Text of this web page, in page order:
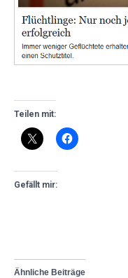
Teilen mit:
Gefällt mir:
Ähnliche Beiträge